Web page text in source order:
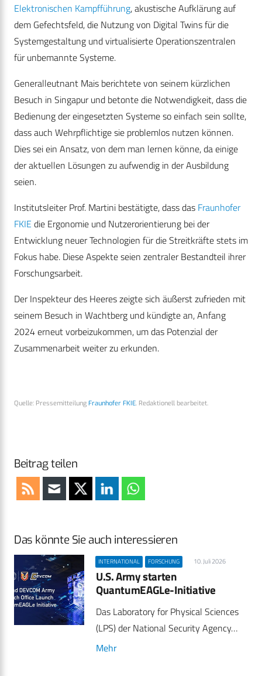
Elektronischen Kampfführung, akustische Aufklärung auf
dem Gefechtsfeld, die Nutzung von Digital Twins für die
Systemgestaltung und virtualisierte Operationszentralen
für unbemannte Systeme.
Generalleutnant Mais berichtete von seinem kürzlichen
Besuch in Singapur und betonte die Notwendigkeit, dass die
Bedienung der eingesetzten Systeme so einfach sein sollte,
dass auch Wehrpflichtige sie problemlos nutzen können.
Dies sei ein Ansatz, von dem man lernen könne, da einige
der aktuellen Lösungen zu aufwendig in der Ausbildung
seien.
Institutsleiter Prof. Martini bestätigte, dass das Fraunhofer
FKIE die Ergonomie und Nutzerorientierung bei der
Entwicklung neuer Technologien für die Streitkräfte stets im
Fokus habe. Diese Aspekte seien zentraler Bestandteil ihrer
Forschungsarbeit.
Der Inspekteur des Heeres zeigte sich äußerst zufrieden mit
seinem Besuch in Wachtberg und kündigte an, Anfang
2024 erneut vorbeizukommen, um das Potenzial der
Zusammenarbeit weiter zu erkunden.
Quelle: Pressemitteilung Fraunhofer FKIE. Redaktionell bearbeitet.
Beitrag teilen
Das könnte Sie auch interessieren
INTERNATIONAL FORSCHUNG 10. Juli 2026
U.S. Army starten
QuantumEAGLe-Initiative
Das Laboratory for Physical Sciences
(LPS) der National Security Agency…
Mehr